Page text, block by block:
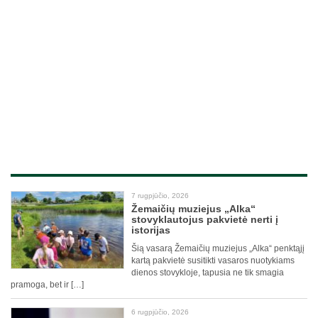
7 rugpjūčio, 2026
Žemaičių muziejus „Alka“
stovyklautojus pakvietė nerti į
istorijas
Šią vasarą Žemaičių muziejus „Alka“ penktąjį
kartą pakvietė susitikti vasaros nuotykiams
dienos stovykloje, tapusia ne tik smagia
pramoga, bet ir […]
6 rugpjūčio, 2026